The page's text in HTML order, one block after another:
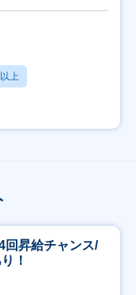
上
回昇給チャンス/
！